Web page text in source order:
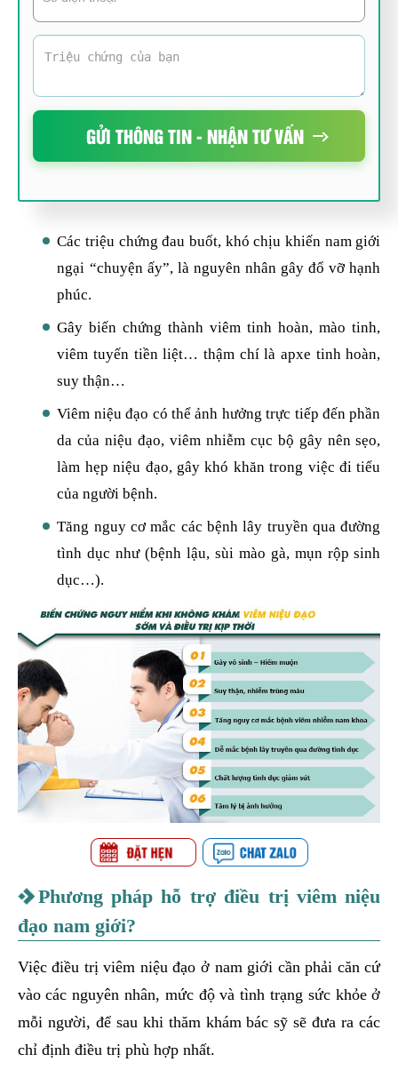
GỬI THÔNG TIN - NHẬN TƯ VẤN
Các triệu chứng đau buốt, khó chịu khiến nam giới
ngại “chuyện ấy”, là nguyên nhân gây đổ vỡ hạnh
phúc.
Gây biến chứng thành viêm tinh hoàn, mào tinh,
viêm tuyến tiền liệt… thậm chí là apxe tinh hoàn,
suy thận…
Viêm niệu đạo có thể ảnh hưởng trực tiếp đến phần
da của niệu đạo, viêm nhiễm cục bộ gây nên sẹo,
làm hẹp niệu đạo, gây khó khăn trong việc đi tiểu
của người bệnh.
Tăng nguy cơ mắc các bệnh lây truyền qua đường
tình dục như (bệnh lậu, sùi mào gà, mụn rộp sinh
dục…).
Phương pháp hỗ trợ điều trị viêm niệu
đạo nam giới?
Việc điều trị viêm niệu đạo ở nam giới cần phải căn cứ
vào các nguyên nhân, mức độ và tình trạng sức khỏe ở
mỗi người, để sau khi thăm khám bác sỹ sẽ đưa ra các
chỉ định điều trị phù hợp nhất.